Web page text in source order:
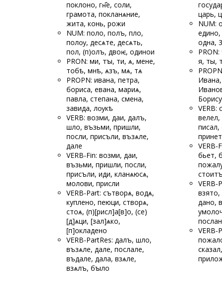
поклоно, гн҃е, соли,
грамота, покланѧние,
жита, конь, рожи
NUM: поло, полъ, пло,
полѹ, десѧте, десѧть,
пол, (п)олъ, двоѥ, одинои
PRON: ми, тꙑ, ти, ѧ, мене,
тобѣ, мнѣ, ѧзъ, мѧ, тѧ
PROPN: ивана, петра,
бориса, евана, мариѧ,
павла, степана, смена,
завида, лѹкѣ
VERB: возми, даи, далъ,
шло, възьми, пришли,
посли, присъли, възѧле,
дале
VERB-Fin: возми, даи,
възьми, пришли, посли,
присъли, иди, кланѧюсѧ,
молови, присли
VERB-Part: сътворѧ, водѧ,
куплено, пеюци, створѧ,
стоѧ, (п)[рисл]а[в]о, (се)
[д]ѧци, [зал]ѧко,
[п]окладено
VERB-PartRes: далъ, шло,
възѧле, дале, послале,
въдале, дала, взѧле,
взѧлъ, бꙑло
царь,
NUM:
одна,
я, ты,
VERB:
писал,
VERB-
бьет,
VERB-
дано,
VERB-